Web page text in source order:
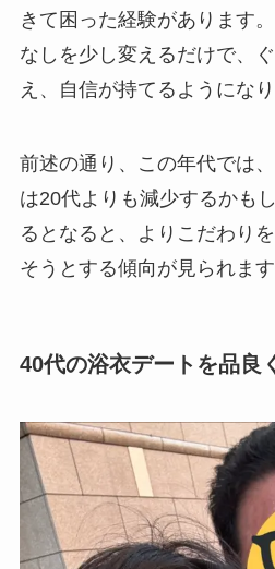
きて困った経験があります
なしを少し変えるだけで、
え、自信が持てるようになり
前述の通り、この年代では
は20代よりも減少するかも
るとなると、よりこだわり
そうとする傾向が見られます
40代の浴衣デートを品良